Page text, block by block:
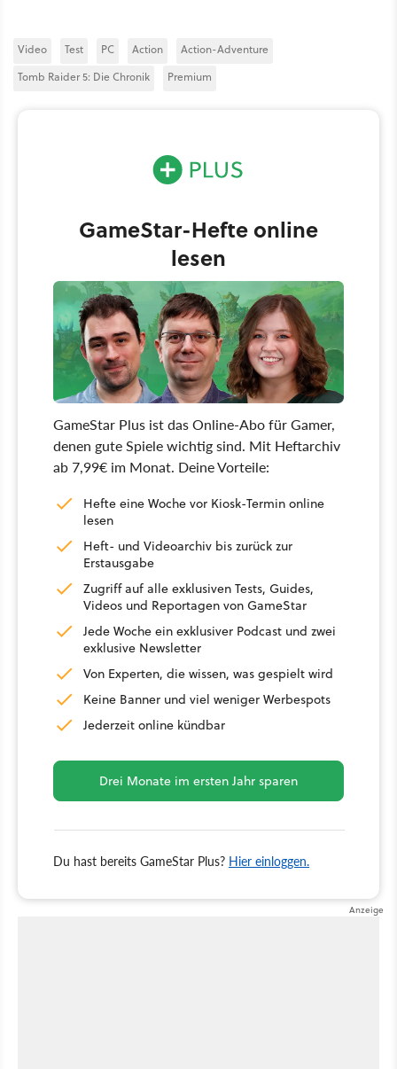
Video Test PC Action
Action-Adventure
Tomb Raider 5: Die Chronik
Premium
GameStar-Hefte online
lesen
GameStar Plus ist das Online-Abo für Gamer,
denen gute Spiele wichtig sind. Mit Heftarchiv
ab 7,99€ im Monat. Deine Vorteile:
Hefte eine Woche vor Kiosk-Termin online
lesen
Heft- und Videoarchiv bis zurück zur
Erstausgabe
Zugriff auf alle exklusiven Tests, Guides,
Videos und Reportagen von GameStar
Jede Woche ein exklusiver Podcast und zwei
exklusive Newsletter
Von Experten, die wissen, was gespielt wird
Keine Banner und viel weniger Werbespots
Jederzeit online kündbar
Drei Monate im ersten Jahr sparen
Du hast bereits GameStar Plus? Hier einloggen.